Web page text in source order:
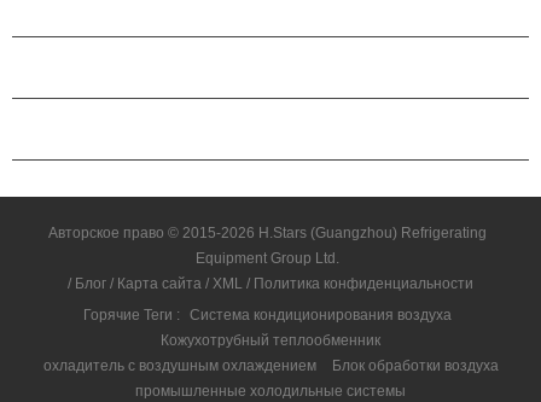
Авторское право © 2015-2026 H.Stars (Guangzhou) Refrigerating
Equipment Group Ltd.
/ Блог / Карта сайта / XML / Политика конфиденциальности
Горячие Теги :
Система кондиционирования воздуха
Кожухотрубный теплообменник
охладитель с воздушным охлаждением
Блок обработки воздуха
промышленные холодильные системы